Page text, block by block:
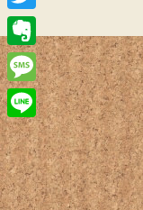
Twitter
Evernote
Message
Line